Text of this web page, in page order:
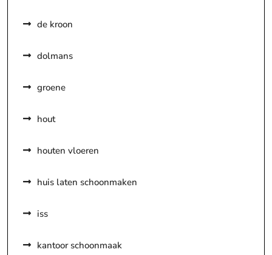
de kroon
dolmans
groene
hout
houten vloeren
huis laten schoonmaken
iss
kantoor schoonmaak